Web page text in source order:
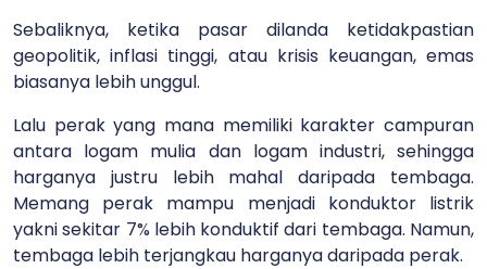
Sebaliknya, ketika pasar dilanda ketidakpastian
geopolitik, inflasi tinggi, atau krisis keuangan, emas
biasanya lebih unggul.
Lalu perak yang mana memiliki karakter campuran
antara logam mulia dan logam industri, sehingga
harganya justru lebih mahal daripada tembaga.
Memang perak mampu menjadi konduktor listrik
yakni sekitar 7% lebih konduktif dari tembaga. Namun,
tembaga lebih terjangkau harganya daripada perak.